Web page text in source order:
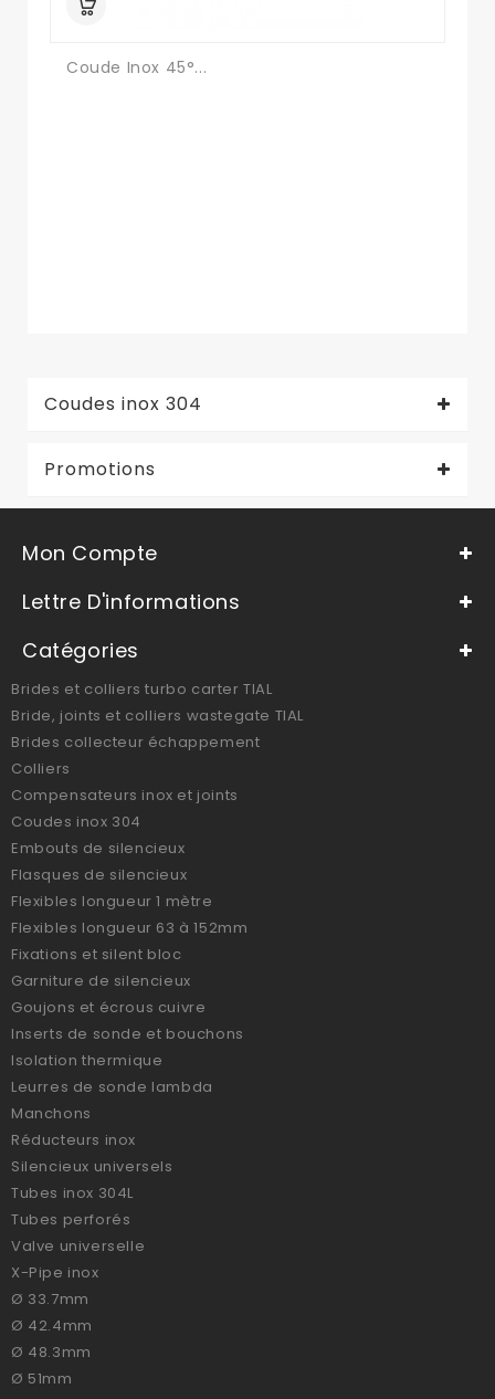
Coude Inox 45°...
Coudes inox 304
Promotions
Mon Compte
Lettre D'informations
Catégories
Brides et colliers turbo carter TIAL
Bride, joints et colliers wastegate TIAL
Brides collecteur échappement
Colliers
Compensateurs inox et joints
Coudes inox 304
Embouts de silencieux
Flasques de silencieux
Flexibles longueur 1 mètre
Flexibles longueur 63 à 152mm
Fixations et silent bloc
Garniture de silencieux
Goujons et écrous cuivre
Inserts de sonde et bouchons
Isolation thermique
Leurres de sonde lambda
Manchons
Réducteurs inox
Silencieux universels
Tubes inox 304L
Tubes perforés
Valve universelle
X-Pipe inox
Ø 33.7mm
Ø 42.4mm
Ø 48.3mm
Ø 51mm